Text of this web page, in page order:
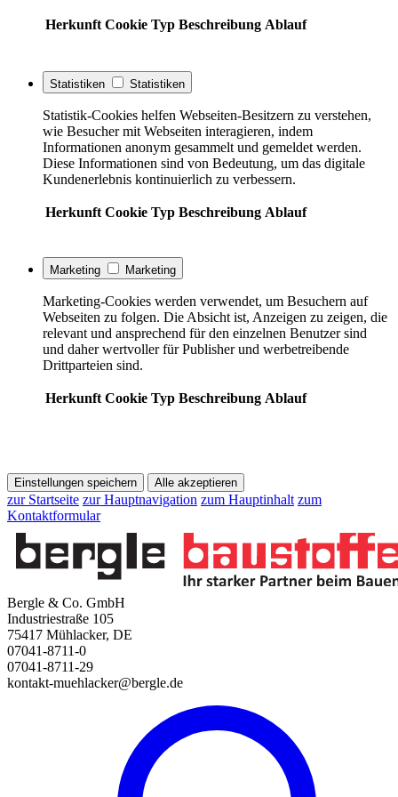
Herkunft Cookie Typ Beschreibung Ablauf
Statistiken Statistiken
Statistik-Cookies helfen Webseiten-Besitzern zu verstehen,
wie Besucher mit Webseiten interagieren, indem
Informationen anonym gesammelt und gemeldet werden.
Diese Informationen sind von Bedeutung, um das digitale
Kundenerlebnis kontinuierlich zu verbessern.
Herkunft Cookie Typ Beschreibung Ablauf
Marketing Marketing
Marketing-Cookies werden verwendet, um Besuchern auf
Webseiten zu folgen. Die Absicht ist, Anzeigen zu zeigen, die
relevant und ansprechend für den einzelnen Benutzer sind
und daher wertvoller für Publisher und werbetreibende
Drittparteien sind.
Herkunft Cookie Typ Beschreibung Ablauf
Einstellungen speichern Alle akzeptieren
zur Startseite zur Hauptnavigation zum Hauptinhalt zum
Kontaktformular
Bergle & Co. GmbH
Industriestraße 105
75417 Mühlacker, DE
07041-8711-0
07041-8711-29
kontakt-muehlacker@bergle.de